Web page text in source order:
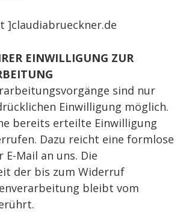
]claudiabrueckner.de
EINWILLIGUNG ZUR
sind nur
Einwilligung möglich.
bereits erteilte Einwilligung
Dazu reicht eine formlose
Mail an uns. Die
der bis zum Widerruf
bleibt vom